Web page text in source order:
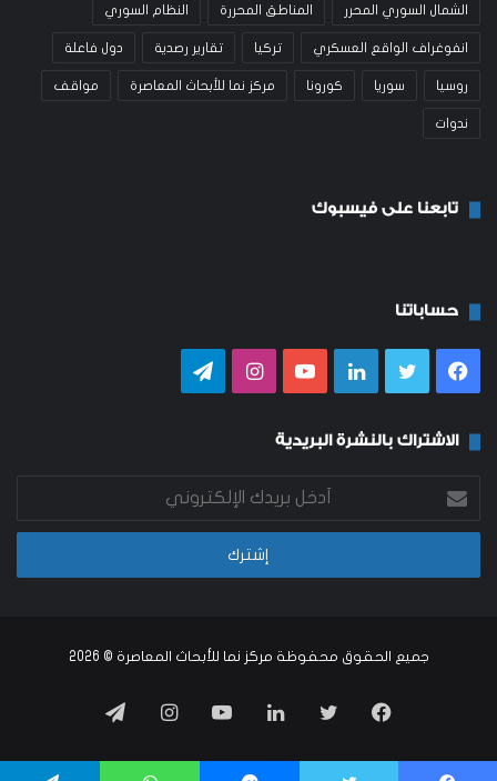
الشمال السوري المحرر المناطق المحررة النظام السوري
انفوغراف الواقع العسكري تركيا تقارير رصدية دول فاعلة
روسيا سوريا كورونا مركز نما للأبحاث المعاصرة مواقف
ندوات
تابعنا على فيسبوك
حساباتنا
فيسبوكتويتر لينكدإنيوتيوبانستقرامتيلقرام
الاشتراك بالنشرة البريدية
بريدك
الإلكتروني
جميع الحقوق محفوظة مركز نما للأبحاث المعاصرة © 2026
فيسبوكتويتر لينكدإنيوتيوبانستقرامتيلقرام